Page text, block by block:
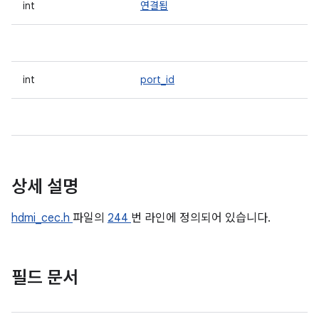
int 연결됨
int port_id
상세 설명
hdmi_cec.h 파일의 244 번 라인에 정의되어 있습니다.
필드 문서